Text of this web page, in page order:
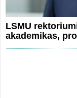
LSMU
akademikas,